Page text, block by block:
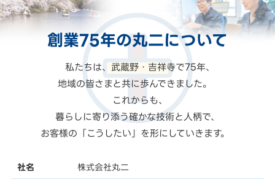
創業75年の丸二について
私たちは、武蔵野・吉祥寺で75年、
地域の皆さまと共に歩んできました。
これからも、
暮らしに寄り添う確かな技術と人柄で、
お客様の「こうしたい」を形にしていきます。
社名 株式会社丸二